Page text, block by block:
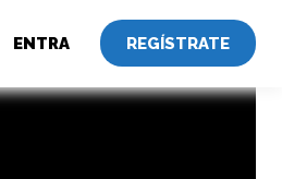
ENTRA REGÍSTRATE